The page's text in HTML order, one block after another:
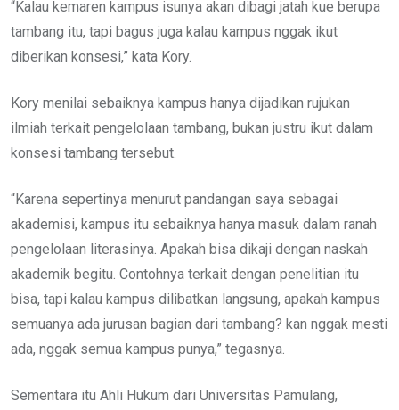
“Kalau kemaren kampus isunya akan dibagi jatah kue berupa
tambang itu, tapi bagus juga kalau kampus nggak ikut
diberikan konsesi,” kata Kory.
Kory menilai sebaiknya kampus hanya dijadikan rujukan
ilmiah terkait pengelolaan tambang, bukan justru ikut dalam
konsesi tambang tersebut.
“Karena sepertinya menurut pandangan saya sebagai
akademisi, kampus itu sebaiknya hanya masuk dalam ranah
pengelolaan literasinya. Apakah bisa dikaji dengan naskah
akademik begitu. Contohnya terkait dengan penelitian itu
bisa, tapi kalau kampus dilibatkan langsung, apakah kampus
semuanya ada jurusan bagian dari tambang? kan nggak mesti
ada, nggak semua kampus punya,” tegasnya.
Sementara itu Ahli Hukum dari Universitas Pamulang,